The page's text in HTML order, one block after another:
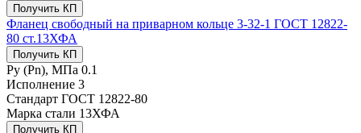
Получить КП
Фланец свободный на приварном кольце 3-32-1 ГОСТ 12822-
80 ст.13ХФА
Получить КП
Ру (Рn), МПа 0.1
Исполнение 3
Стандарт ГОСТ 12822-80
Марка стали 13ХФА
Получить КП